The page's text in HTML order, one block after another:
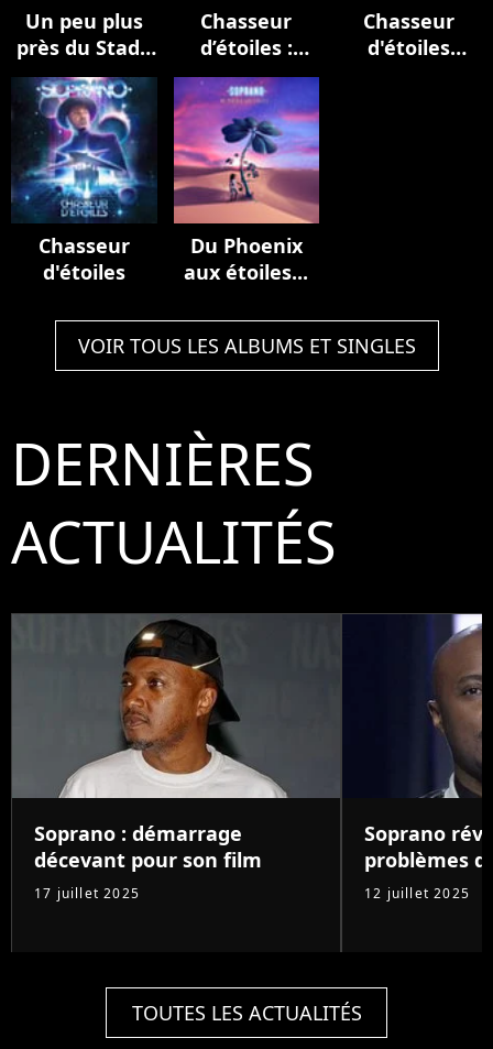
Un peu plus
près du Stade
de France
(Live au Stade
de France,
2023)
Chasseur
d’étoiles :
Multiverse
Edition
Chasseur
d'étoiles
Chasseur
d'étoiles
Du Phoenix
aux étoiles...
VOIR TOUS LES ALBUMS ET SINGLES
DERNIÈRES
ACTUALITÉS
Soprano : démarrage
décevant pour son film
17 juillet 2025
Soprano
problèmes
12 juillet 2025
TOUTES LES ACTUALITÉS